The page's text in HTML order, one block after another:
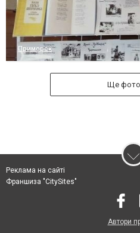
Приморск
Ще
Реклама на сайті
Франшиза "CitySites"
Автори